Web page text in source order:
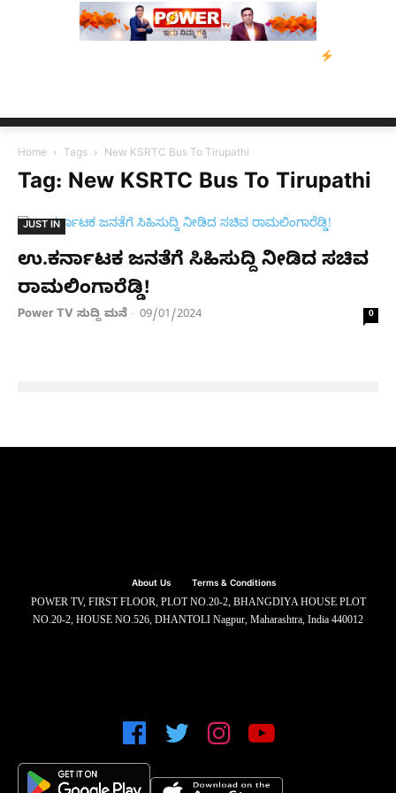
Home Tags New KSRTC Bus To Tirupathi
Tag: New KSRTC Bus To Tirupathi
JUST IN
ಉ.ಕರ್ನಾಟಕ ಜನತೆಗೆ ಸಿಹಿಸುದ್ದಿ ನೀಡಿದ ಸಚಿವ
ರಾಮಲಿಂಗಾರೆಡ್ಡಿ!
Power TV ಸುದ್ದಿ ಮನೆ - 09/01/2024 0
About Us Terms & Conditions
POWER TV, FIRST FLOOR, PLOT NO.20-2, BHANGDIYA HOUSE PLOT
NO.20-2, HOUSE NO.526, DHANTOLI Nagpur, Maharashtra, India 440012